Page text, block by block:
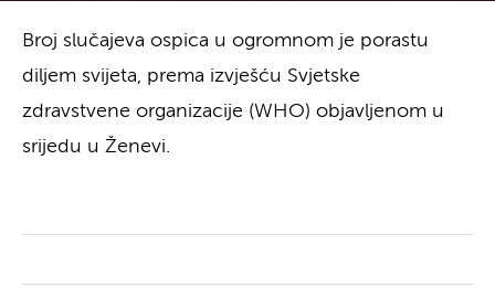
Broj slučajeva ospica u ogromnom je porastu
diljem svijeta, prema izvješću Svjetske
zdravstvene organizacije (WHO) objavljenom u
srijedu u Ženevi.